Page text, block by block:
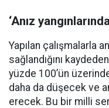
‘Anız
Yapılan çalışmalarla
sağlandığını
yüzde 100’ün
daha da düşecek ve
erecek. Bu bir milli